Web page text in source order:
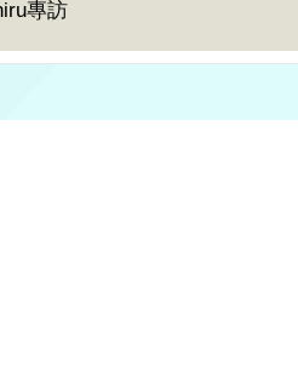
專訪